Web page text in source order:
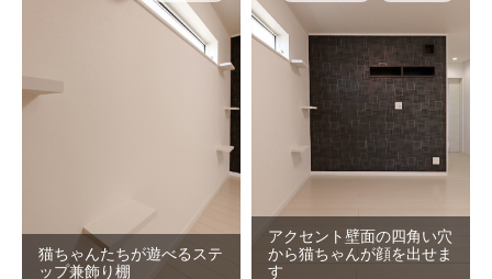
猫ちゃんたちが遊べるステ
ップ兼飾り棚
アクセント壁面の四角い穴
から猫ちゃんが顔を出せま
す